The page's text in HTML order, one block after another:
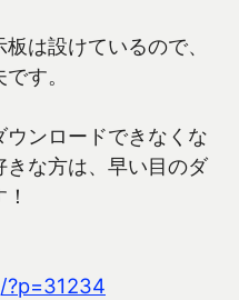
は設けているので、
す。
ンロードできなくな
きな方は、早い目のダ